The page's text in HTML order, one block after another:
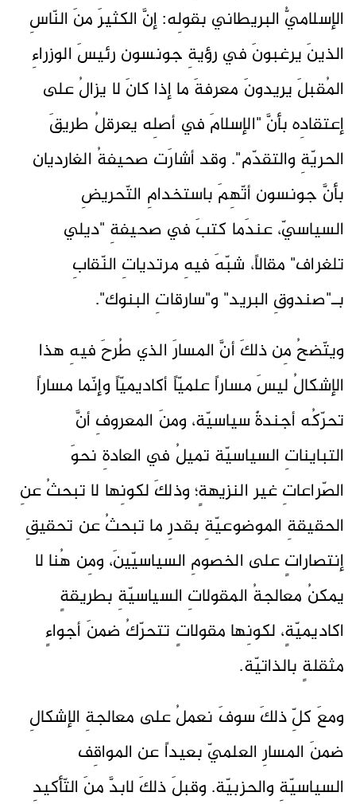
الإسلاميُّ البريطاني بقولِه: إنَّ الكثيرَ منَ النّاسِ
الذينَ يرغبونَ في رؤيةِ جونسون رئيسَ الوزراءِ
المُقبلَ يريدونَ معرفةَ ما إذا كانَ لا يزالُ على
إعتقادِه بأنَّ "الإسلامَ في أصلِه يعرقلُ طريقَ
الحريّةِ والتقدّم". وقد أشارَت صحيفةُ الغارديان
بأنَّ جونسون أتّهِمَ باستخدامِ التّحريضِ
السياسيّ، عندَما كتبَ في صحيفةِ "ديلي
تلغراف" مقالاً، شبّهَ فيهِ مرتدياتِ النّقابِ
بـ"صندوقِ البريد" و"سارقاتِ البنوك".
ويتّضحُ مِن ذلكَ أنَّ المسارَ الذي طُرحَ فيهِ هذا
الإشكالُ ليسَ مساراً علميّاً أكاديميّاً وإنّما مساراً
تحرّكُه أجندةٌ سياسيّة، ومنَ المعروفِ أنَّ
التبايناتِ السياسيّة تميلُ في العادةِ نحوَ
الصّراعاتِ غير النزيهةٍ؛ وذلكَ لكونِها لا تبحثُ عنِ
الحقيقةِ الموضوعيّةِ بقدرِ ما تبحثُ عن تحقيقِ
إنتصاراتٍ على الخصومِ السياسيّينَ، ومِن هُنا لا
يمكنُ معالجةُ المقولاتِ السياسيّةِ بطريقةٍ
اكاديميّةٍ، لكونِها مقولاتٍ تتحرّكُ ضمنَ أجواءٍ
مثقلةٍ بالذاتيّة.
ومعَ كلِّ ذلكَ سوفَ نعملُ على معالجةِ الإشكالِ
ضمنَ المسارِ العلميّ بعيداً عن المواقِف
السياسيّةِ والحزبيّة. وقبلَ ذلكَ لابدَّ منَ التّأكيدِ